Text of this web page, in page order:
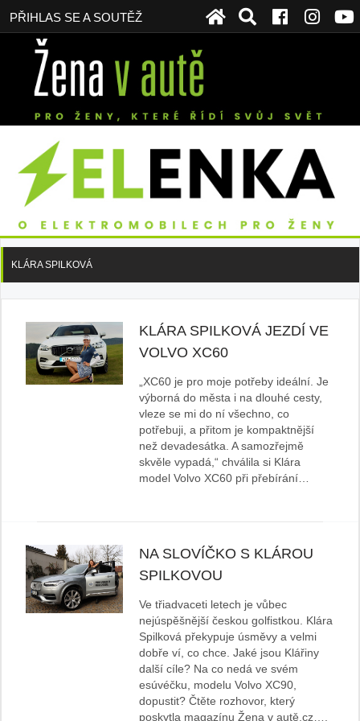
PŘIHLAS SE A SOUTĚŽ
KLÁRA SPILKOVÁ
KLÁRA SPILKOVÁ JEZDÍ VE
VOLVO XC60
„XC60 je pro moje potřeby ideální. Je
výborná do města i na dlouhé cesty,
vleze se mi do ní všechno, co
potřebuji, a přitom je kompaktnější
než devadesátka. A samozřejmě
skvěle vypadá,“ chválila si Klára
model Volvo XC60 při přebírání…
NA SLOVÍČKO S KLÁROU
SPILKOVOU
Ve třiadvaceti letech je vůbec
nejúspěšnější českou golfistkou. Klára
Spilková překypuje úsměvy a velmi
dobře ví, co chce. Jaké jsou Klářiny
další cíle? Na co nedá ve svém
esúvéčku, modelu Volvo XC90,
dopustit? Čtěte rozhovor, který
poskytla magazínu Žena v autě.cz….